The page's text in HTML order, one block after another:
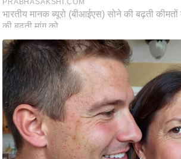
/
ध
र्म
स्थ
ल
व्र
त
त्यो
हा
र